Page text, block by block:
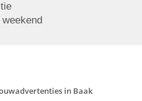
in Baak